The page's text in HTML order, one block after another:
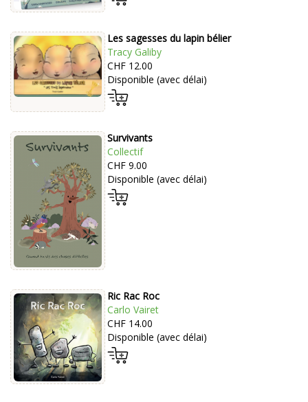
Les sagesses du lapin bélier
Tracy Galiby
CHF 12.00
Disponible (avec délai)
Survivants
Collectif
CHF 9.00
Disponible (avec délai)
Ric Rac Roc
Carlo Vairet
CHF 14.00
Disponible (avec délai)